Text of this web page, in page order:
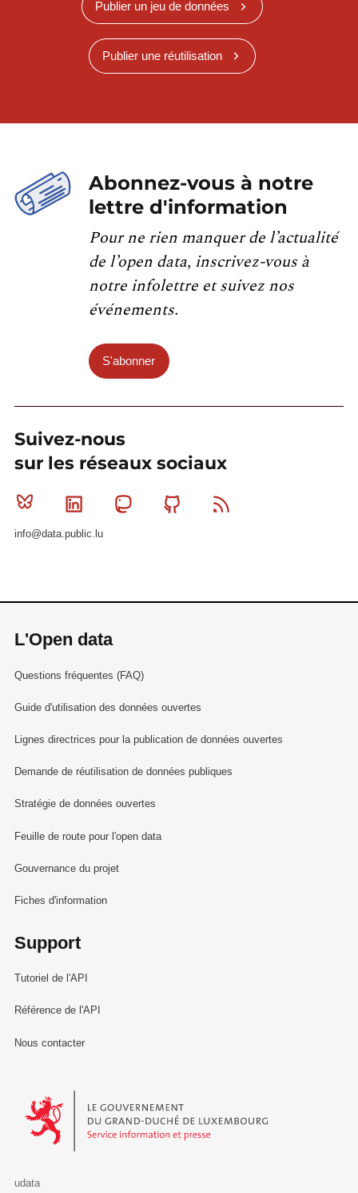
Publier un jeu de données
Publier une réutilisation
Abonnez-vous à notre
lettre d'information
Pour ne rien manquer de l’actualité
de l’open data, inscrivez-vous à
notre infolettre et suivez nos
événements.
S'abonner
Suivez-nous
sur les réseaux sociaux
Bluesky Linkedin MastodonGithub
info@data.public.lu
L'Open data
Questions fréquentes (FAQ)
Guide d'utilisation des données ouvertes
Lignes directrices pour la publication de données ouvertes
Demande de réutilisation de données publiques
Stratégie de données ouvertes
Feuille de route pour l'open data
Gouvernance du projet
Fiches d'information
Support
Tutoriel de l'API
Référence de l'API
Nous contacter
Le Gouvernement du Grand-Duché de Luxembourg - Service
udata